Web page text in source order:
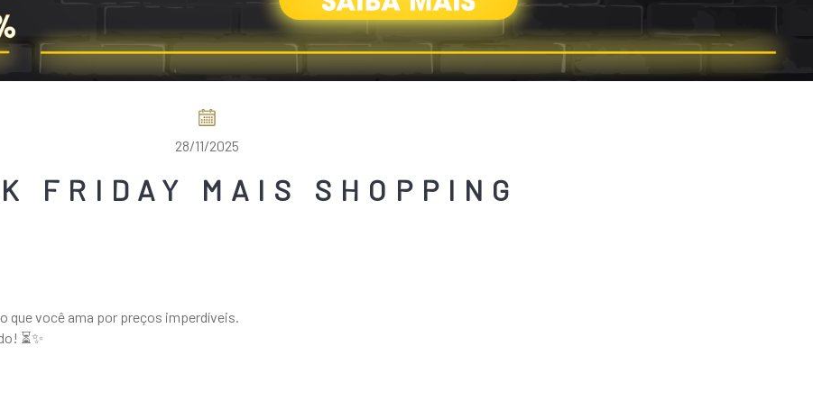
28/11/2025
FRIDAY MAIS SHOPPING
que você ama por preços imperdíveis.
⏳✨